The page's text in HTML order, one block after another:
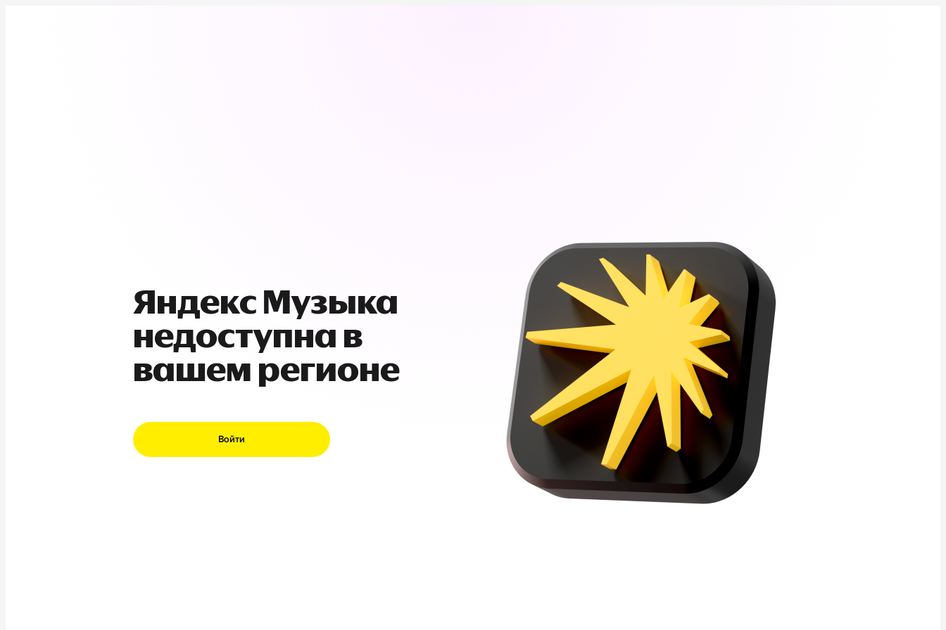
Яндекс Музыка
недоступна в
вашем регионе
Войти